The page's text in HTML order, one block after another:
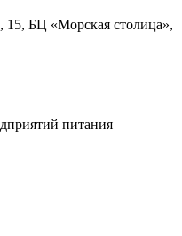
15, БЦ «Морская столица»,
питания